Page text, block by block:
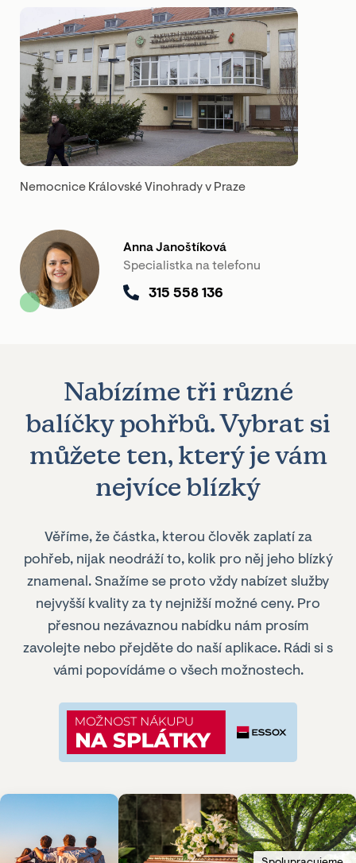
Nemocnice Královské Vinohrady v Praze
Anna Janoštíková
Specialistka na telefonu
315 558 136
Nabízíme tři různé
balíčky pohřbů. Vybrat si
můžete ten, který je vám
nejvíce blízký
Věříme, že částka, kterou člověk zaplatí za
pohřeb, nijak neodráží to, kolik pro něj jeho blízký
znamenal. Snažíme se proto vždy nabízet služby
nejvyšší kvality za ty nejnižší možné ceny. Pro
přesnou nezávaznou nabídku nám prosím
zavolejte nebo přejděte do naší aplikace. Rádi si s
vámi popovídáme o všech možnostech.